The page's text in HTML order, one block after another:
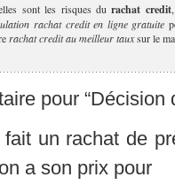
sont les risques durachat credit
rachat credit en ligne gratuite
rachat credit au meilleur tauxsur le
pour “Décision
fait un rachat de
a son prix pour